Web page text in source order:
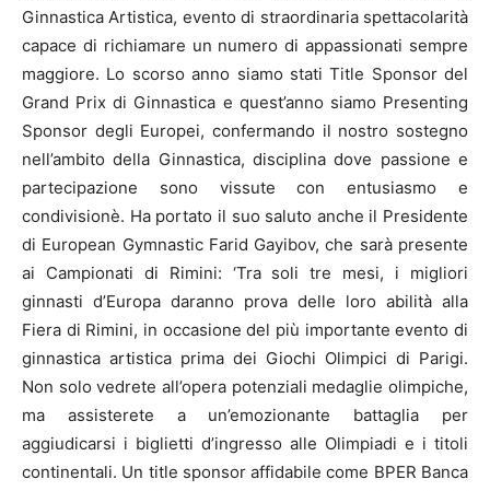
Ginnastica Artistica, evento di straordinaria spettacolarità
capace di richiamare un numero di appassionati sempre
maggiore. Lo scorso anno siamo stati Title Sponsor del
Grand Prix di Ginnastica e quest’anno siamo Presenting
Sponsor degli Europei, confermando il nostro sostegno
nell’ambito della Ginnastica, disciplina dove passione e
partecipazione sono vissute con entusiasmo e
condivisionè. Ha portato il suo saluto anche il Presidente
di European Gymnastic Farid Gayibov, che sarà presente
ai Campionati di Rimini: ‘Tra soli tre mesi, i migliori
ginnasti d’Europa daranno prova delle loro abilità alla
Fiera di Rimini, in occasione del più importante evento di
ginnastica artistica prima dei Giochi Olimpici di Parigi.
Non solo vedrete all’opera potenziali medaglie olimpiche,
ma assisterete a un’emozionante battaglia per
aggiudicarsi i biglietti d’ingresso alle Olimpiadi e i titoli
continentali. Un title sponsor affidabile come BPER Banca